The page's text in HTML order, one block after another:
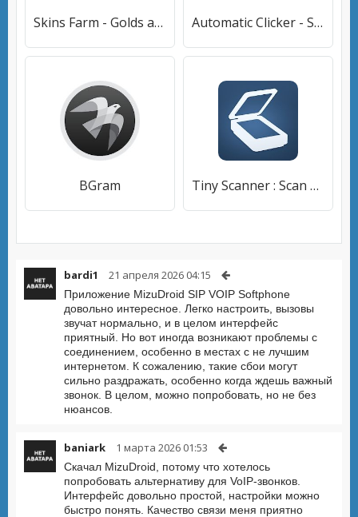
Skins Farm - Golds and Skins Automatic Clicker - Super Fast Clicker, Easy Touch
BGram Tiny Scanner : Scan Doc to PDF
bardi1 21 апреля 2026 04:15
Приложение MizuDroid SIP VOIP Softphone
довольно интересное. Легко настроить, вызовы
звучат нормально, и в целом интерфейс
приятный. Но вот иногда возникают проблемы с
соединением, особенно в местах с не лучшим
интернетом. К сожалению, такие сбои могут
сильно раздражать, особенно когда ждешь важный
звонок. В целом, можно попробовать, но не без
нюансов.
baniark 1 марта 2026 01:53
Скачал MizuDroid, потому что хотелось
попробовать альтернативу для VoIP-звонков.
Интерфейс довольно простой, настройки можно
быстро понять. Качество связи меня приятно